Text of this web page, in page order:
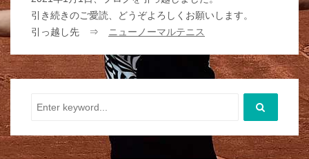
引き続きのご愛読、どうぞよろしくお願いします。
引っ越し先 ⇒
ニューノーマルテニス